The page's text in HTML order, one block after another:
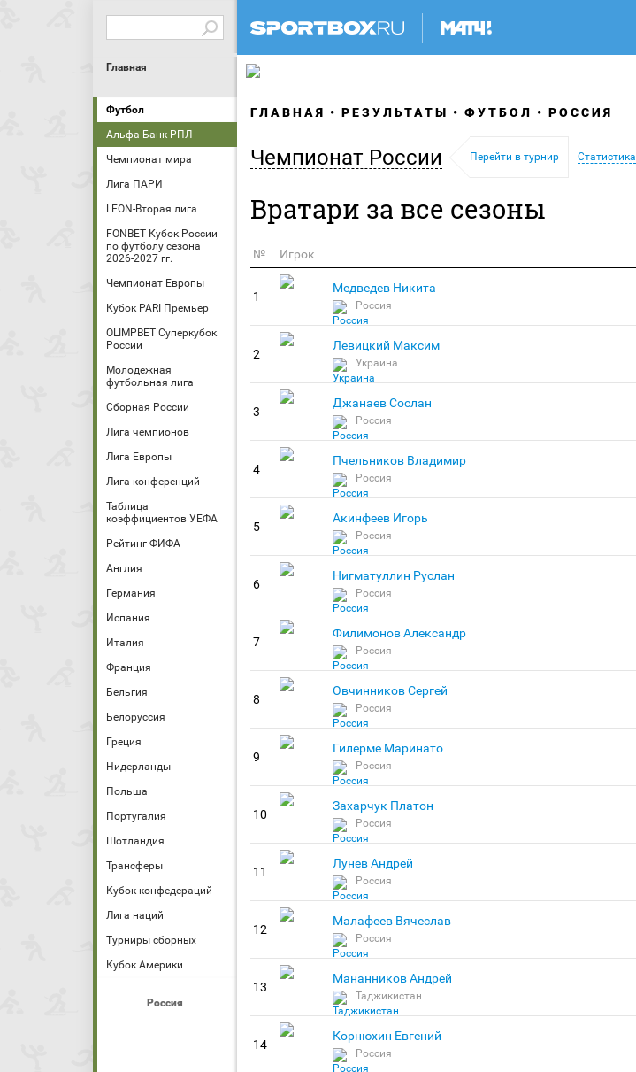
Главная
Футбол
Альфа-Банк РПЛ
Чемпионат мира
Лига ПАРИ
LEON-Вторая лига
FONBET Кубок России
по футболу сезона
2026-2027 гг.
Чемпионат Европы
Кубок PARI Премьер
OLIMPBET Суперкубок
России
Молодежная
футбольная лига
Сборная России
Лига чемпионов
Лига Европы
Лига конференций
Таблица
коэффициентов УЕФА
Рейтинг ФИФА
Англия
Германия
Испания
Италия
Франция
Бельгия
Белоруссия
Греция
Нидерланды
Польша
Португалия
Шотландия
Трансферы
Кубок конфедераций
Лига наций
Турниры сборных
Кубок Америки
Россия
ГЛАВНАЯ РЕЗУЛЬТАТЫ ФУТБОЛ РОССИЯ
Чемпионат России Перейти в турнир Статистика
Вратари за все сезоны
№ Игрок
1
Медведев Никита
Россия
2
Левицкий Максим
Украина
3
Джанаев Сослан
Россия
4
Пчельников Владимир
Россия
5
Акинфеев Игорь
Россия
6
Нигматуллин Руслан
Россия
7
Филимонов Александр
Россия
8
Овчинников Сергей
Россия
9
Гилерме Маринато
Россия
10
Захарчук Платон
Россия
11
Лунев Андрей
Россия
12
Малафеев Вячеслав
Россия
13
Мананников Андрей
Таджикистан
14
Корнюхин Евгений
Россия